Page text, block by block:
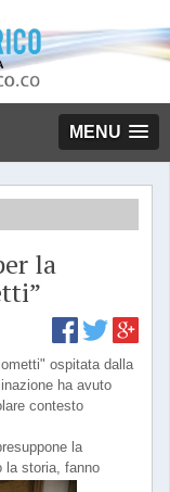
MENU
la
ospitata dalla
ha avuto
contesto
la
la storia, fanno